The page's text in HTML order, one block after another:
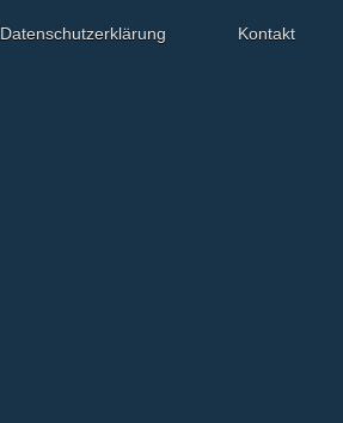
Datenschutzerklärung Kontakt